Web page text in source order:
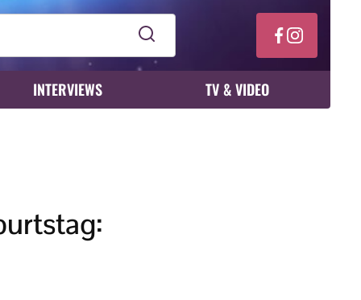
INTERVIEWS TV & VIDEO